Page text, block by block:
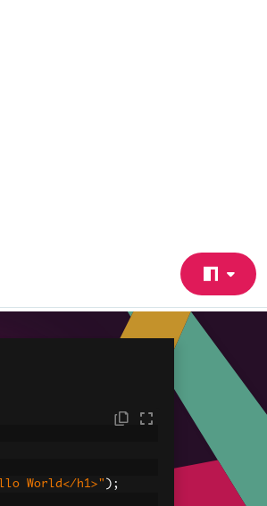
World</h1>" );